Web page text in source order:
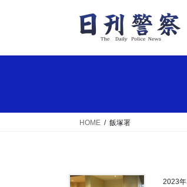
HOME 飯塚署
2023